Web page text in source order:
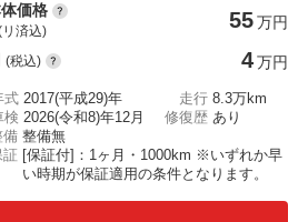
価格
済込) 55万円
(税込) 4万円
式 2017(平成29)年 走行 8.3万km
検 2026(令和8)年12月 修復歴 あり
備 整備無
証 [保証付]：1ヶ月・1000km ※いずれか早
い時期が保証適用の条件となります。